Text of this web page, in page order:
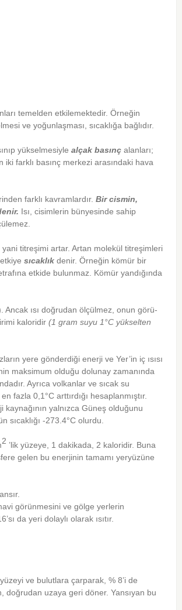
temelden etkilemektedir. Örneğin
ve yoğunlaşması, sıcaklığa bağlıdır.
yükselmesiylealçak basınç alanları;
iki farklı basınç merkezi arasındaki hava
farklı kavramlardır.Bir cismin,
Isı, cisimlerin bünyesinde sahip
yani titreşimi artar. Artan molekül titreşimleri
etkiyesıcaklık denir. Örneğin kömür bir
etkide bulunmaz. Kömür yandığında
ısı doğrudan ölçülmez, onun görü-
kaloridir(1 gram suyu 1°C yükselten
yere gönderdiği enerji ve Yer’in iç ısısı
maksimum olduğu dolunay zamanında
Ayrıca volkanlar ve sıcak su
fazla 0,1°C arttırdığı hesaplanmıştır.
kaynağının yalnızca Güneş olduğunu
-273.4°C olurdu.
2 ’lik yüzeye, 1 dakikada, 2 kaloridir. Buna
gelen bu enerjinin tamamı yeryüzüne
görünmesini ve gölge yerlerin
da yeri dolaylı olarak ısıtır.
ve bulutlara çarparak, % 8’i de
uzaya geri döner. Yansıyan bu